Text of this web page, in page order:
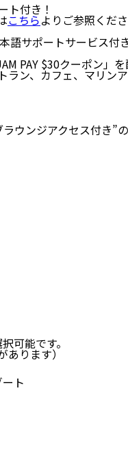
ト付き！
こちらよりご参照くださ
サポートサービス付
PAY $30クーポン」を
ン、カフェ、マリン
ウンジアクセス付き”
可能です。
あります）
ト